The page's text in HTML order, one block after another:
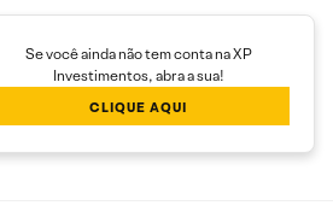
Se você ainda não tem conta na XP
Investimentos, abra a sua!
CLIQUE AQUI